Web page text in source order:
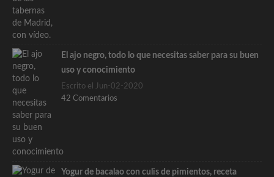
El ajo negro, todo lo que necesitas saber para su buen
uso y conocimiento
Escrito el Jun-02-2020
42 Comentarios
Yogur de bacalao con culis de pimientos, receta